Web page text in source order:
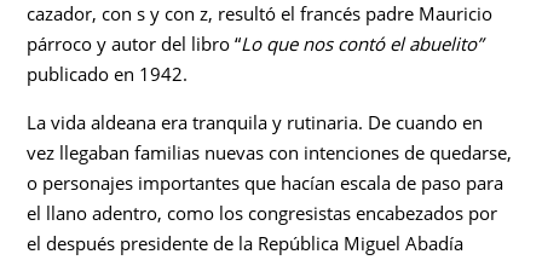
cazador, con s y con z, resultó el francés padre Mauricio
párroco y autor del libro “Lo que nos contó el abuelito”
publicado en 1942.
La vida aldeana era tranquila y rutinaria. De cuando en
vez llegaban familias nuevas con intenciones de quedarse,
o personajes importantes que hacían escala de paso para
el llano adentro, como los congresistas encabezados por
el después presidente de la República Miguel Abadía